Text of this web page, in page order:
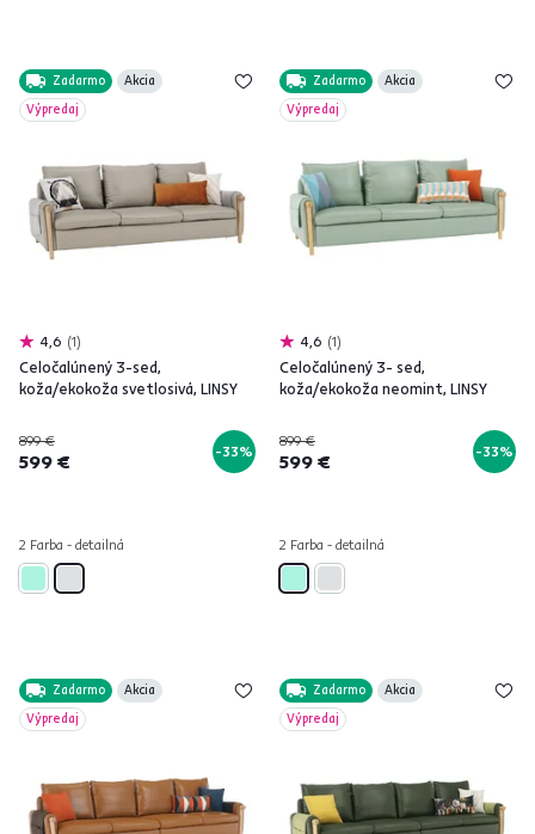
Zadarmo
Akcia
Výpredaj
4,6 1
Celočalúnený 3-sed,
koža/ekokoža svetlosivá, LINSY
899 €
599 € -33%
2 Farba - detailná
Zadarmo
Akcia
Výpredaj
4,6 1
Celočalúnený 3- sed,
koža/ekokoža neomint, LINSY
899 €
599 € -33%
2 Farba - detailná
Zadarmo
Akcia
Výpredaj
Zadarmo
Akcia
Výpredaj